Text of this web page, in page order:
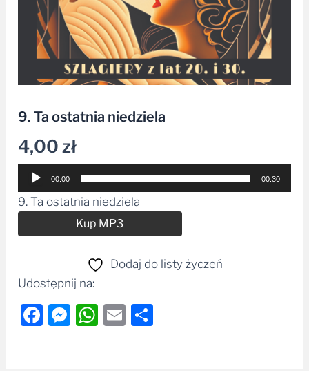
9. Ta ostatnia niedziela
4,00zł
Odtwarzacz
plików
dźwiękowych
00:00 00:30
9. Ta ostatnia niedziela
Kup MP3
Dodaj do listy życzeń
Udostępnij na:
Facebook
Messenger
WhatsApp
Email